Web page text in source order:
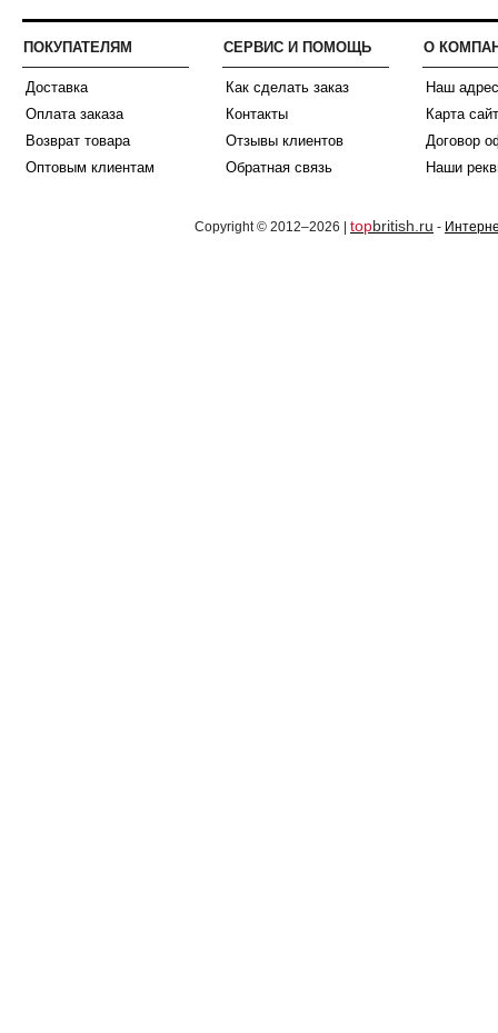
ПОКУПАТЕЛЯМ
Доставка
Оплата заказа
Возврат товара
Оптовым клиентам
СЕРВИС И ПОМОЩЬ
Как сделать заказ
Контакты
Отзывы клиентов
Обратная связь
О
Наш адрес
Карта
Договор
Наши
Copyright © 2012–2026 | topbritish.ru -